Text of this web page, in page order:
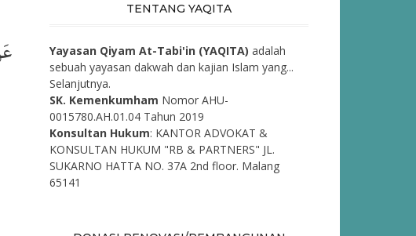
TENTANG YAQITA
Yayasan Qiyam At-Tabi'in (YAQITA) adalah
sebuah yayasan dakwah dan kajian Islam yang...
Selanjutnya.
SK. Kemenkumham Nomor AHU-
0015780.AH.01.04 Tahun 2019
Konsultan Hukum: KANTOR ADVOKAT &
KONSULTAN HUKUM "RB & PARTNERS" JL.
SUKARNO HATTA NO. 37A 2nd floor. Malang
65141